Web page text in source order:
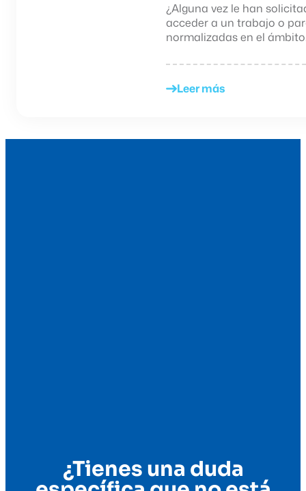
¿Alguna vez le han
acceder a un trabajo o
normalizadas en el
Leer más
¿Tienes una duda